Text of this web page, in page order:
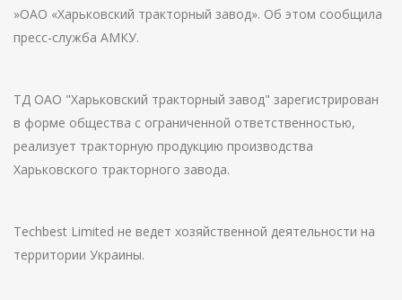
»ОАО «Харьковский тракторный завод». Об этом сообщила
пресс-служба АМКУ.
ТД ОАО "Харьковский тракторный завод" зарегистрирован
в форме общества с ограниченной ответственностью,
реализует тракторную продукцию производства
Харьковского тракторного завода.
Techbest Limited не ведет хозяйственной деятельности на
территории Украины.